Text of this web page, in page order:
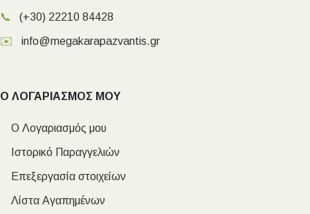
📞 (+30) 22210 84428
✉️ info@megakarapazvantis.gr
Ο ΛΟΓΑΡΙΑΣΜΟΣ ΜΟΥ
Ο Λογαριασμός μου
Ιστορικό Παραγγελιών
Επεξεργασία στοιχείων
Λίστα Αγαπημένων